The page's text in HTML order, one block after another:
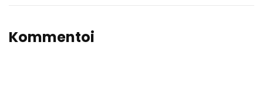
Kommentoi